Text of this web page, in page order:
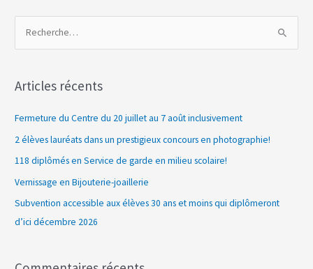
h
h
e
r
Articles récents
Fermeture du Centre du 20 juillet au 7 août inclusivement
2 élèves lauréats dans un prestigieux concours en photographie!
118 diplômés en Service de garde en milieu scolaire!
Vernissage en Bijouterie-joaillerie
Subvention accessible aux élèves 30 ans et moins qui diplômeront
d’ici décembre 2026